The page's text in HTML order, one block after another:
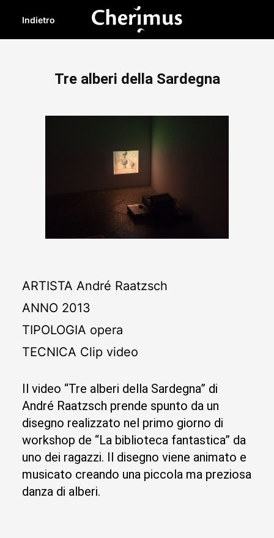
Indietro
Tre alberi della Sardegna
ARTISTA André Raatzsch
ANNO 2013
TIPOLOGIA opera
TECNICA Clip video
Il video “Tre alberi della Sardegna” di
André Raatzsch prende spunto da un
disegno realizzato nel primo giorno di
workshop de “La biblioteca fantastica” da
uno dei ragazzi. Il disegno viene animato e
musicato creando una piccola ma preziosa
danza di alberi.